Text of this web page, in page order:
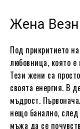
Жена
Под прикритието
любовница, която е
Тези жени са
своята енергия. В
мъдрост.
нещо банално,
мъжа да се